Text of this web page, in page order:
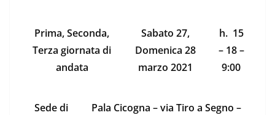
Prima, Seconda,
Terza giornata di
andata
Sabato 27,
Domenica 28
marzo 2021
h. 15
– 18 –
9:00
Sede di
Pala Cicogna – via Tiro a Segno –